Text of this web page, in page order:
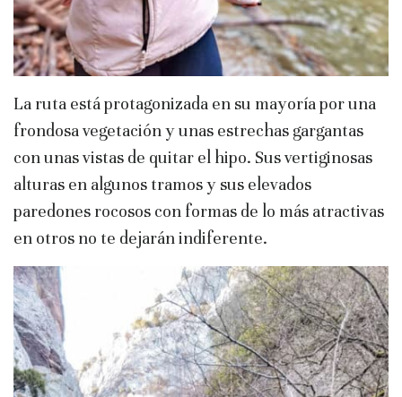
La ruta está protagonizada en su mayoría por una
frondosa vegetación y unas estrechas gargantas
con unas vistas de quitar el hipo. Sus vertiginosas
alturas en algunos tramos y sus elevados
paredones rocosos con formas de lo más atractivas
en otros no te dejarán indiferente.